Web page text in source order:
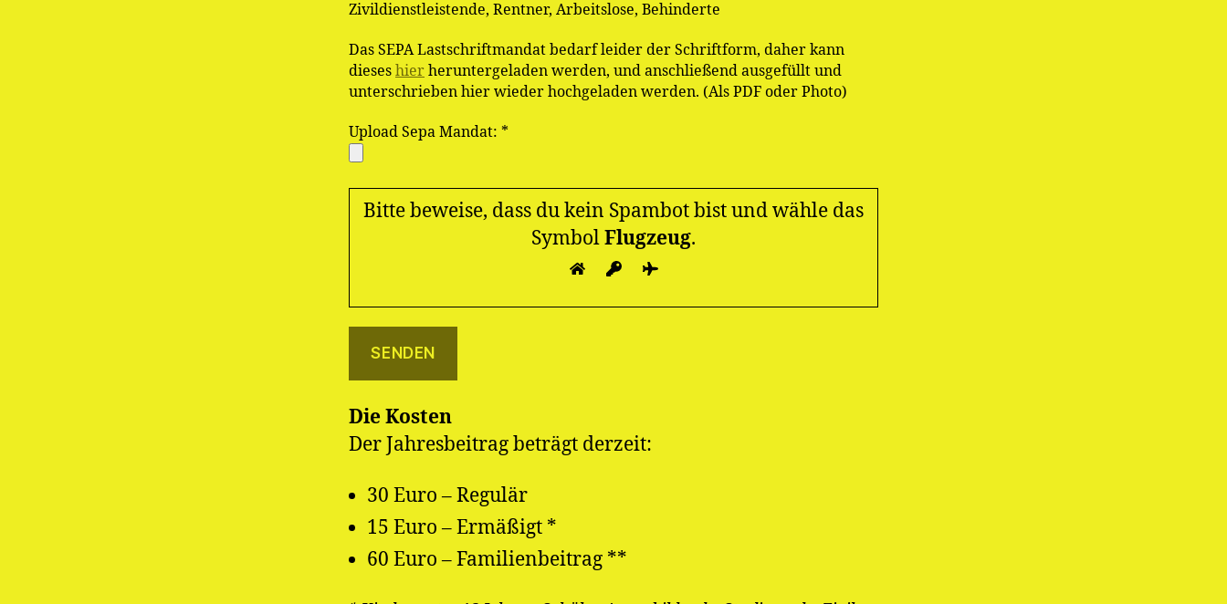
Zivildienstleistende, Rentner, Arbeitslose, Behinderte
Das SEPA Lastschriftmandat bedarf leider der Schriftform, daher kann
dieses hier heruntergeladen werden, und anschließend ausgefüllt und
unterschrieben hier wieder hochgeladen werden. (Als PDF oder Photo)
Upload Sepa Mandat: *
Bitte beweise, dass du kein Spambot bist und wähle das
SymbolFlugzeug.
Die Kosten
Der Jahresbeitrag beträgt derzeit:
30 Euro – Regulär
15 Euro – Ermäßigt *
60 Euro – Familienbeitrag **